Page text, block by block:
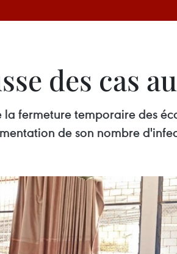
des cas
fermeture temporaire des
de son nombre